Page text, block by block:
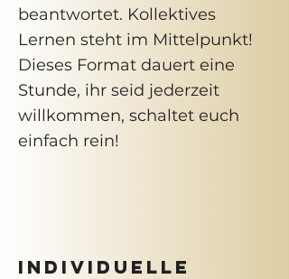
beantwortet. Kollektives
Lernen steht im Mittelpunkt!
Dieses Format dauert eine
Stunde, ihr seid jederzeit
willkommen, schaltet euch
einfach rein!
INDIVIDUELLE